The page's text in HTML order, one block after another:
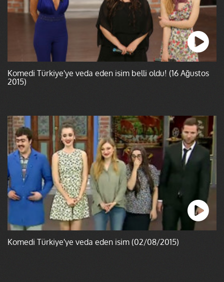
Komedi Türkiye'ye veda eden isim belli oldu! (16 Ağustos
2015)
Komedi Türkiye'ye veda eden isim (02/08/2015)